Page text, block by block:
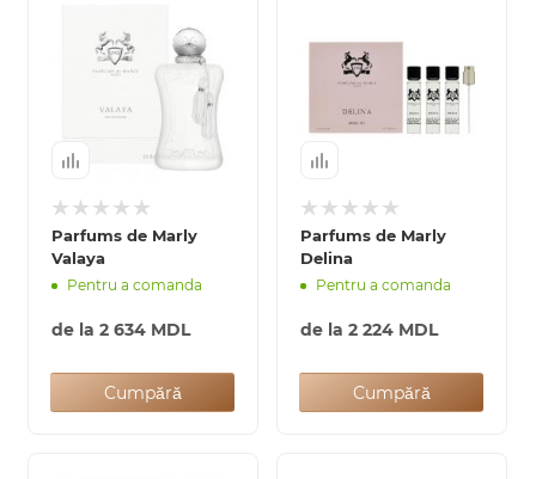
Parfums de Marly
Valaya
Pentru a comanda
de la 2 634 MDL
Cumpără
Parfums de Marly
Delina
Pentru a comanda
de la 2 224 MDL
Cumpără